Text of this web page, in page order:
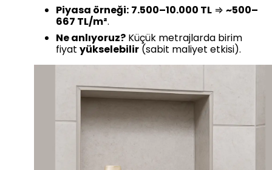
Piyasa örneği: 7.500–10.000 TL ⇒ ~500–
667 TL/m².
Ne anlıyoruz? Küçük metrajlarda birim
fiyat yükselebilir (sabit maliyet etkisi).